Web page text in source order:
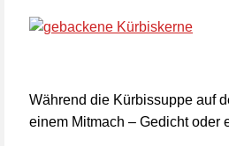
Während die Kürbissuppe auf
einem Mitmach – Gedicht oder